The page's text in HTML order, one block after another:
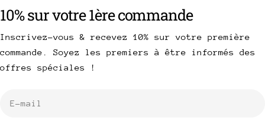
10% sur votre 1ère commande
Inscrivez-vous & recevez 10% sur votre première
commande. Soyez les premiers à être informés des
offres spéciales !